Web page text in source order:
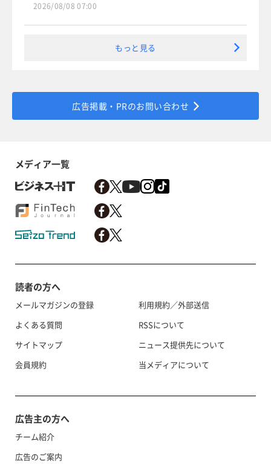
2026/08/08 07:00
もっと見る
広告掲載・PRのお問い合わせ
メディア一覧
読者の方へ
メールマガジンの登録
よくある質問
サイトマップ
会員規約
利用規約／外部送信
RSSについて
ニュース提供先について
当メディアについて
広告主の方へ
チーム紹介
広告のご案内